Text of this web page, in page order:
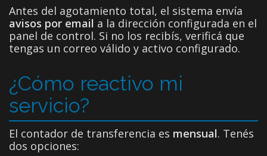
Antes del agotamiento total, el sistema envía
avisos por email a la dirección configurada en el
panel de control. Si no los recibís, verificá que
tengas un correo válido y activo configurado.
¿Cómo reactivo mi
servicio?
El contador de transferencia es mensual. Tenés
dos opciones: